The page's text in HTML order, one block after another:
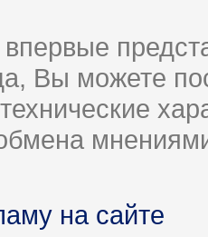
Вы можете
на сайте